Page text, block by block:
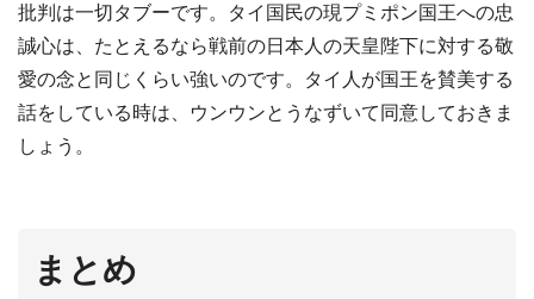
批判は一切タブーです。タイ国民の現プミポン国王への忠
誠心は、たとえるなら戦前の日本人の天皇陛下に対する敬
愛の念と同じくらい強いのです。タイ人が国王を賛美する
話をしている時は、ウンウンとうなずいて同意しておきま
しょう。
まとめ